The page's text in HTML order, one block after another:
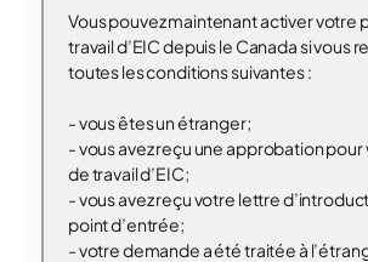
Vous pouvez maintenant activer votre
travail d’EIC depuis le Canada si vous
toutes les conditions suivantes :
- vous êtes un étranger;
- vous avez reçu une approbation
de travail d’EIC;
- vous avez reçu votre lettre
point d’entrée;
- votre demande a été traitée à